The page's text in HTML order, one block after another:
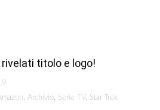
titolo e logo!
, Archivio, Serie TV, Star Trek